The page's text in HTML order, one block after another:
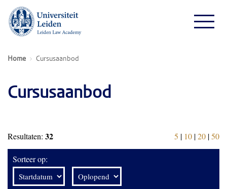
Home Cursusaanbod
Cursusaanbod
Resultaten: 32 5 | 10 |20 |50
Sorteer op: